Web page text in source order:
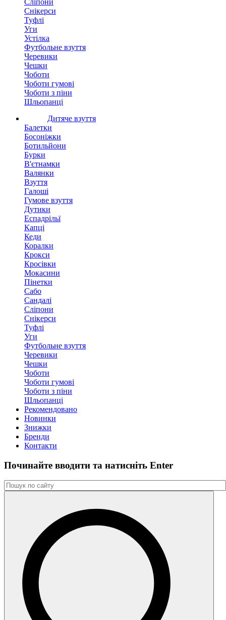
Сліпони
Снікерси
Туфлі
Уги
Устілка
Футбольне взуття
Черевики
Чешки
Чоботи
Чоботи гумові
Чоботи з піни
Шльопанці
Дитяче взуття
Балетки
Босоніжки
Ботильйони
Бурки
В'єтнамки
Валянки
Взуття
Галоші
Гумове взуття
Дутики
Еспадрільї
Капці
Кеди
Коралки
Крокси
Кросівки
Мокасини
Пінетки
Сабо
Сандалі
Сліпони
Снікерси
Туфлі
Уги
Футбольне взуття
Черевики
Чешки
Чоботи
Чоботи гумові
Чоботи з піни
Шльопанці
Рекомендовано
Новинки
Знижки
Бренди
Контакти
Починайте вводити та натиснiть Enter